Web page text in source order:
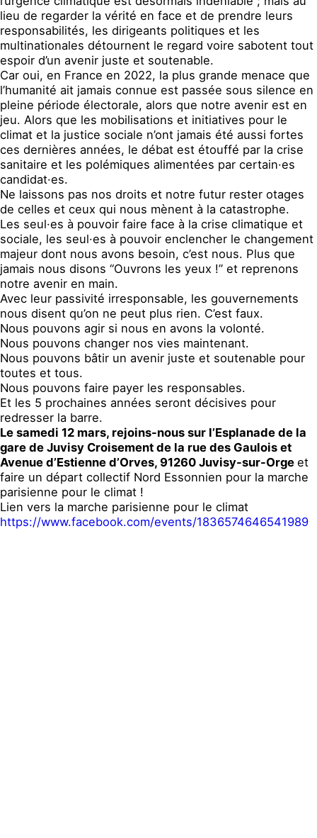
lieu de regarder la vérité en face et de prendre leurs
responsabilités, les dirigeants politiques et les
multinationales détournent le regard voire sabotent tout
espoir d’un avenir juste et soutenable.
Car oui, en France en 2022, la plus grande menace que
l’humanité ait jamais connue est passée sous silence en
pleine période électorale, alors que notre avenir est en
jeu. Alors que les mobilisations et initiatives pour le
climat et la justice sociale n’ont jamais été aussi fortes
ces dernières années, le débat est étouffé par la crise
sanitaire et les polémiques alimentées par certain·es
candidat·es.
Ne laissons pas nos droits et notre futur rester otages
de celles et ceux qui nous mènent à la catastrophe.
Les seul·es à pouvoir faire face à la crise climatique et
sociale, les seul·es à pouvoir enclencher le changement
majeur dont nous avons besoin, c’est nous. Plus que
jamais nous disons “Ouvrons les yeux !” et reprenons
notre avenir en main.
Avec leur passivité irresponsable, les gouvernements
nous disent qu’on ne peut plus rien. C’est faux.
Nous pouvons agir si nous en avons la volonté.
Nous pouvons changer nos vies maintenant.
Nous pouvons bâtir un avenir juste et soutenable pour
toutes et tous.
Nous pouvons faire payer les responsables.
Et les 5 prochaines années seront décisives pour
redresser la barre.
Le samedi 12 mars, rejoins-nous sur l’Esplanade de la
gare de Juvisy Croisement de la rue des Gaulois et
Avenue d’Estienne d’Orves, 91260 Juvisy-sur-Orge et
faire un départ collectif Nord Essonnien pour la marche
parisienne pour le climat !
Lien vers la marche parisienne pour le climat
https://www.facebook.com/events/1836574646541989